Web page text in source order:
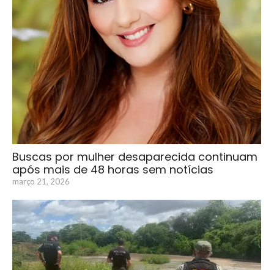
Buscas por mulher desaparecida continuam
após mais de 48 horas sem notícias
março 21, 2026